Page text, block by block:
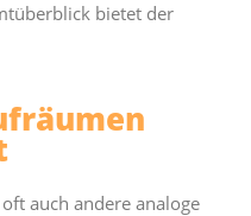
bietet der
auch andere analoge